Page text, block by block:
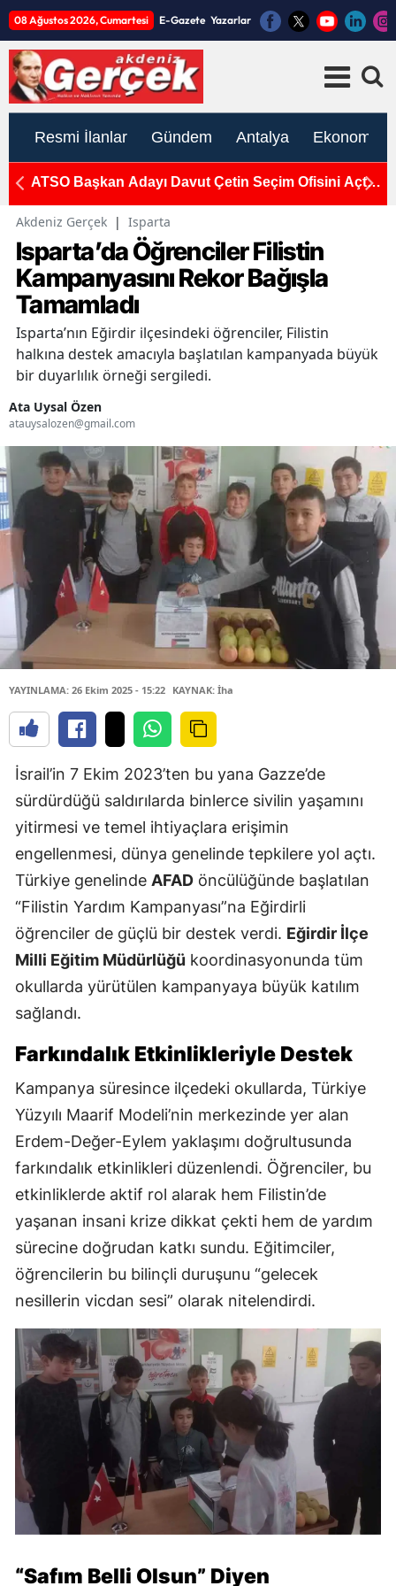
08 Ağustos 2026, Cumartesi E-Gazete Yazarlar
Resmi İlanlar Gündem Antalya Ekonomi
ATSO Başkan Adayı Davut Çetin Seçim Ofisini Açtı:
Akdeniz Gerçek | Isparta
Isparta’da Öğrenciler Filistin
Kampanyasını Rekor Bağışla
Tamamladı
Isparta’nın Eğirdir ilçesindeki öğrenciler, Filistin
halkına destek amacıyla başlatılan kampanyada büyük
bir duyarlılık örneği sergiledi.
Ata Uysal Özen
atauysalozen@gmail.com
YAYINLAMA: 26 Ekim 2025 - 15:22 KAYNAK: İha
İsrail’in 7 Ekim 2023’ten bu yana Gazze’de
sürdürdüğü saldırılarda binlerce sivilin yaşamını
yitirmesi ve temel ihtiyaçlara erişimin
engellenmesi, dünya genelinde tepkilere yol açtı.
Türkiye genelinde AFAD öncülüğünde başlatılan
“Filistin Yardım Kampanyası”na Eğirdirli
öğrenciler de güçlü bir destek verdi. Eğirdir İlçe
Milli Eğitim Müdürlüğü koordinasyonunda tüm
okullarda yürütülen kampanyaya büyük katılım
sağlandı.
Farkındalık Etkinlikleriyle Destek
Kampanya süresince ilçedeki okullarda, Türkiye
Yüzyılı Maarif Modeli’nin merkezinde yer alan
Erdem-Değer-Eylem yaklaşımı doğrultusunda
farkındalık etkinlikleri düzenlendi. Öğrenciler, bu
etkinliklerde aktif rol alarak hem Filistin’de
yaşanan insani krize dikkat çekti hem de yardım
sürecine doğrudan katkı sundu. Eğitimciler,
öğrencilerin bu bilinçli duruşunu “gelecek
nesillerin vicdan sesi” olarak nitelendirdi.
“Safım Belli Olsun” Diyen